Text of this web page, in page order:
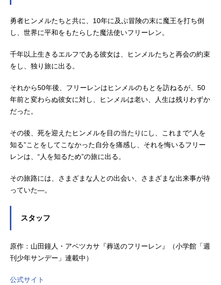
勇者ヒンメルたちと共に、10年に及ぶ冒険の末に魔王を打ち倒
し、世界に平和をもたらした魔法使いフリーレン。
千年以上生きるエルフである彼女は、ヒンメルたちと再会の約束
をし、独り旅に出る。
それから50年後、フリーレンはヒンメルのもとを訪ねるが、50
年前と変わらぬ彼女に対し、ヒンメルは老い、人生は残りわずか
だった。
その後、死を迎えたヒンメルを目の当たりにし、これまで“人を
知る”ことをしてこなかった自分を痛感し、それを悔いるフリー
レンは、“人を知るため”の旅に出る。
その旅路には、さまざまな人との出会い、さまざまな出来事が待
っていた―。
スタッフ
原作：山田鐘人・アベツカサ『葬送のフリーレン』（小学館「週
刊少年サンデー」連載中）
公式サイト